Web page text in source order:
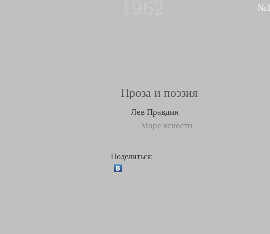
№1
Проза и поэзия
Лев Правдин
Море ясности
Поделиться: